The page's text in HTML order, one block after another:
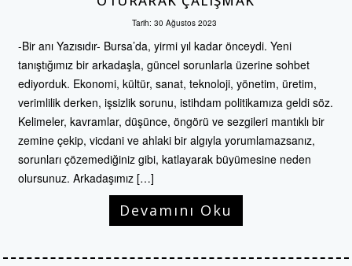
Tarih: 30 Ağustos 2023
-Bir anı Yazısıdır- Bursa’da, yirmi yıl kadar önceydi. Yeni
tanıştığımız bir arkadaşla, güncel sorunlarla üzerine sohbet
ediyorduk. Ekonomi, kültür, sanat, teknoloji, yönetim, üretim,
verimlilik derken, işsizlik sorunu, istihdam politikamıza geldi söz.
Kelimeler, kavramlar, düşünce, öngörü ve sezgileri mantıklı bir
zemine çekip, vicdani ve ahlaki bir algıyla yorumlamazsanız,
sorunları çözemediğiniz gibi, katlayarak büyümesine neden
olursunuz. Arkadaşımız […]
Devamını Oku